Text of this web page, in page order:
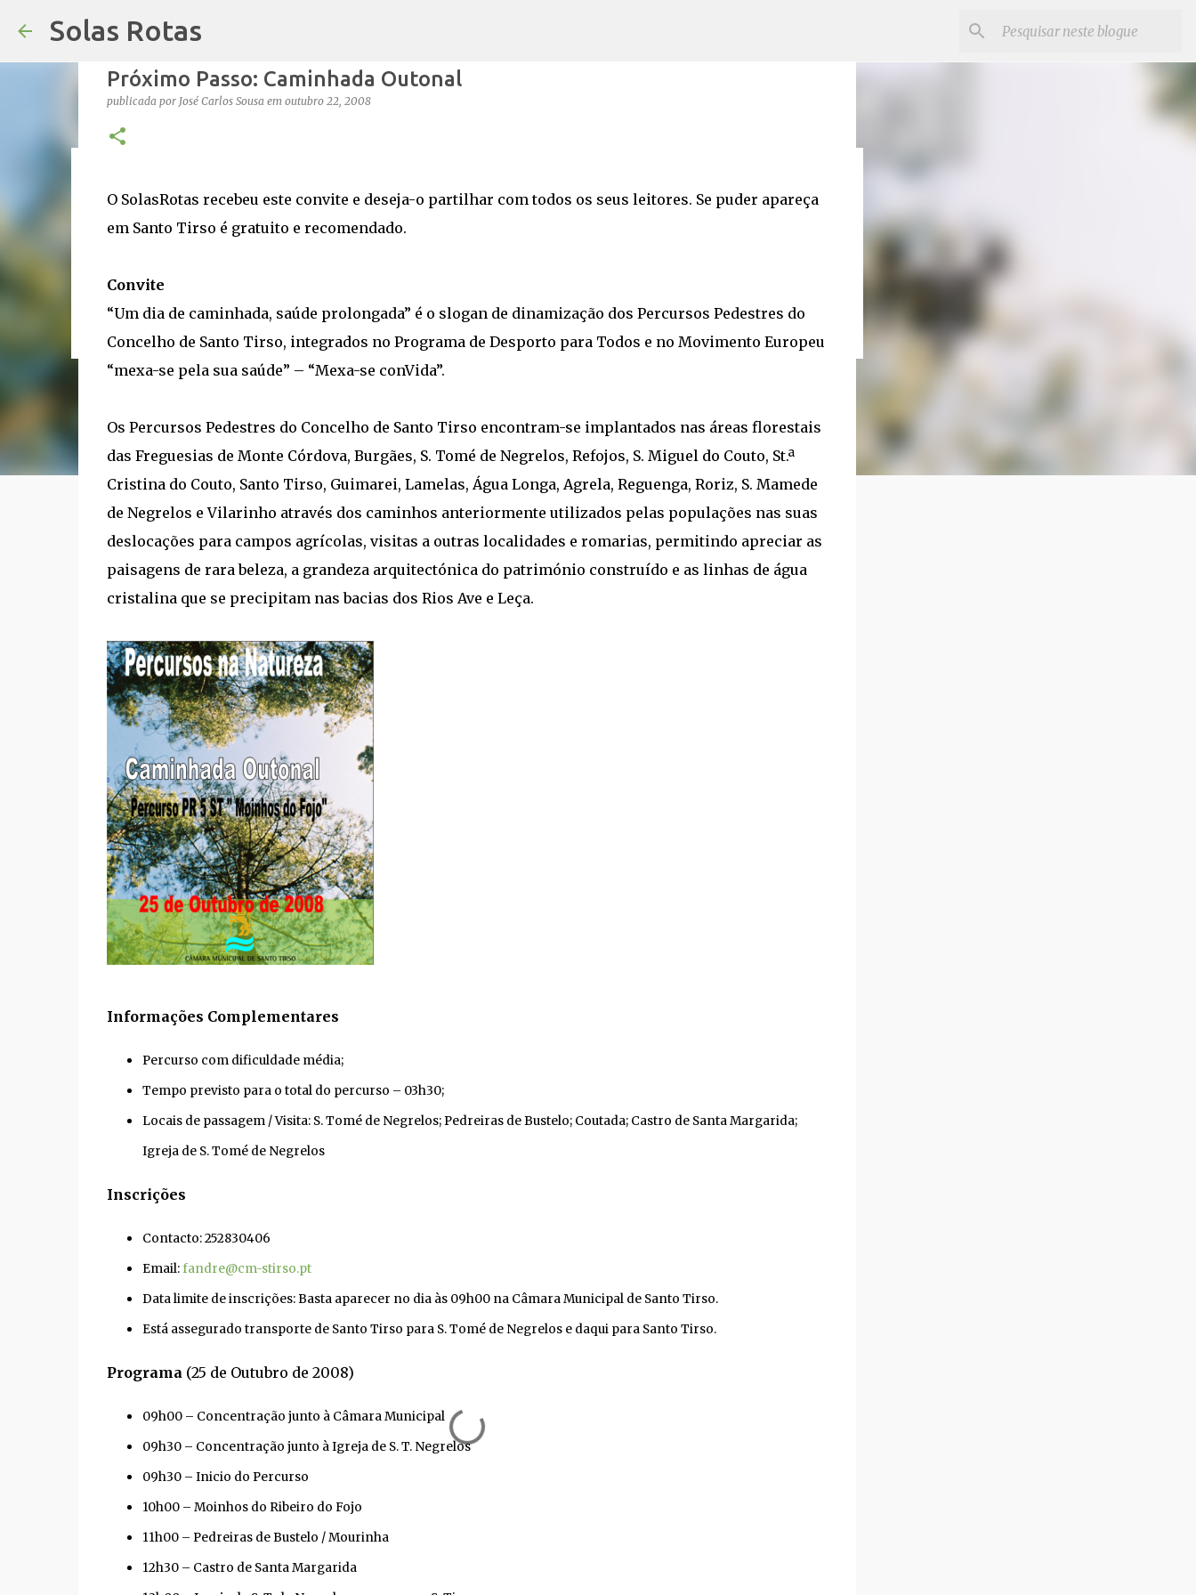
Solas Rotas
Os Solas Rotas estão de férias
Próximo Passo: Caminhada Outonal
publicada por José Carlos Sousa em outubro 22, 2008
O SolasRotas recebeu este convite e deseja-o partilhar com todos os seus leitores. Se puder apareça
em Santo Tirso é gratuito e recomendado.
Convite
“Um dia de caminhada, saúde prolongada” é o slogan de dinamização dos Percursos Pedestres do
Concelho de Santo Tirso, integrados no Programa de Desporto para Todos e no Movimento Europeu
“mexa-se pela sua saúde” – “Mexa-se conVida”.
Os Percursos Pedestres do Concelho de Santo Tirso encontram-se implantados nas áreas florestais
das Freguesias de Monte Córdova, Burgães, S. Tomé de Negrelos, Refojos, S. Miguel do Couto, St.ª
Cristina do Couto, Santo Tirso, Guimarei, Lamelas, Água Longa, Agrela, Reguenga, Roriz, S. Mamede
de Negrelos e Vilarinho através dos caminhos anteriormente utilizados pelas populações nas suas
deslocações para campos agrícolas, visitas a outras localidades e romarias, permitindo apreciar as
paisagens de rara beleza, a grandeza arquitectónica do património construído e as linhas de água
cristalina que se precipitam nas bacias dos Rios Ave e Leça.
Informações Complementares
Percurso com dificuldade média;
Tempo previsto para o total do percurso – 03h30;
Locais de passagem / Visita: S. Tomé de Negrelos; Pedreiras de Bustelo; Coutada; Castro de Santa Margarida;
Igreja de S. Tomé de Negrelos
Inscrições
Contacto: 252830406
Email:fandre@cm-stirso.pt
Data limite de inscrições: Basta aparecer no dia às 09h00 na Câmara Municipal de Santo Tirso.
Está assegurado transporte de Santo Tirso para S. Tomé de Negrelos e daqui para Santo Tirso.
Programa(25 de Outubro de 2008)
09h00 – Concentração junto à Câmara Municipal
09h30 – Concentração junto à Igreja de S. T. Negrelos
09h30 – Inicio do Percurso
10h00 – Moinhos do Ribeiro do Fojo
11h00 – Pedreiras de Bustelo / Mourinha
12h30 – Castro de Santa Margarida